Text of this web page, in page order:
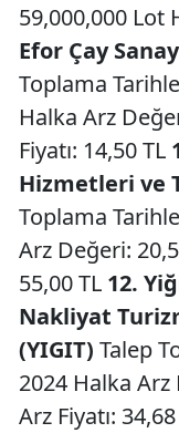
59,000,000 Lot
Efor Çay
Toplama
Halka Arz
Fiyatı: 14,50 TL
Hizmetleri ve
Toplama
Arz Değeri:
55,00 TL 12.
Nakliyat
(YIGIT) Talep
2024 Halka
Arz Fiyatı: